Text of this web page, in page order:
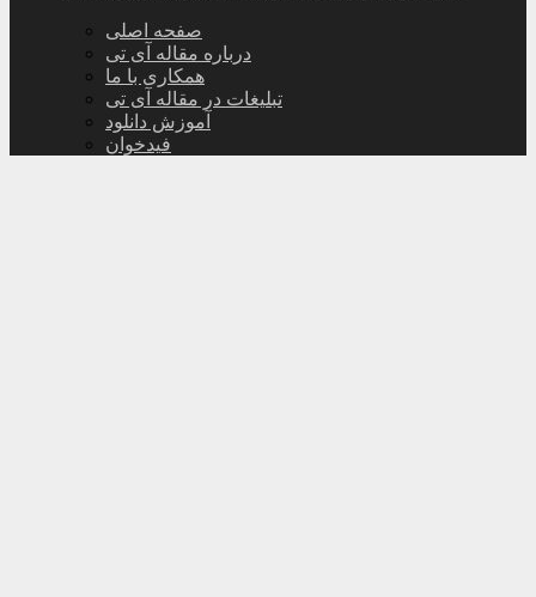
صفحه اصلی
درباره مقاله آی تی
همکاری با ما
تبلیغات در مقاله آی تی
آموزش دانلود
فیدخوان